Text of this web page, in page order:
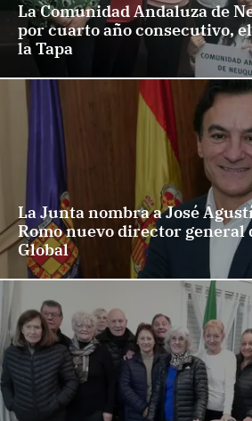
La Comunidad Andaluza de
por cuarto año consecutivo,
la Tapa
La Junta nombra a José
Romo nuevo director general
Global